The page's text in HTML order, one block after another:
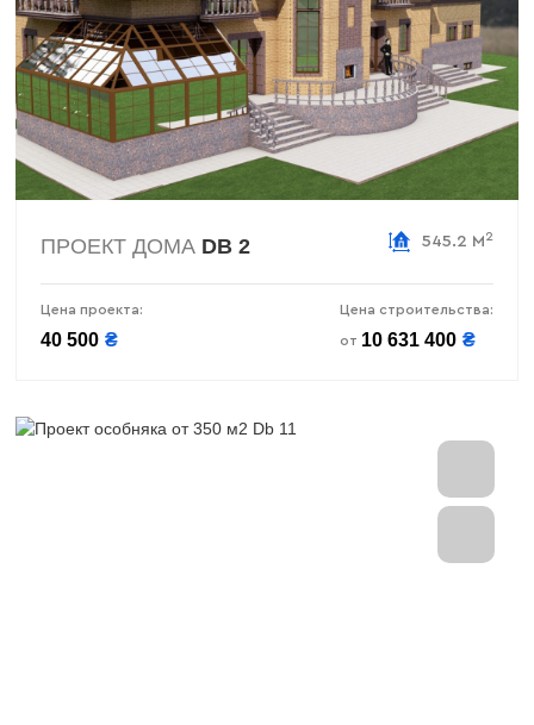
ПРОЕКТ ДОМА DB 2 545.2 М 2
Цена проекта:
40 500 ₴
Цена строительства:
от 10 631 400 ₴